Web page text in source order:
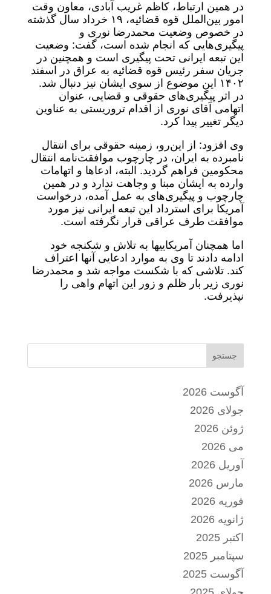
در همین ارتباط، کاظم غریب آبادی، معاون وقت
امور بین‌الملل قوه قضائیه، ۱۹ خرداد سال گذشته
در خصوص وضعیت محمدرضا نوری و
پیگیری‌هایی که انجام شده است، گفت: وضعیت
این تبعه ایرانی تحت پیگیری است و همچنین در
جریان سفر رئیس قوه قضائیه به عراق در اسفند
۱۴۰۲ این موضوع از سوی ایشان نیز دنبال شد.
در اثر پیگیری‌های حقوقی و قضایی، عنوان
اتهامی آقای نوری از اقدام تروریستی به عناوین
دیگر تغییر پیدا کرد.
وی افزود: از این‌رو، زمینه حقوقی برای انتقال
نامبرده به ایران، در چارچوب موافقت‌نامه انتقال
محکومین فراهم گردید. البته، ادعاها و اتهامات
وارده به ایشان مبنا و وجاهت ندارد و در همین
چارچوب و پیگیری‌های به عمل آمده، درخواست
آمریکا برای استرداد این تبعه ایرانی نیز مورد
موافقت طرف عراقی قرار نگرفته است.
اما همچنان آمریکاییها به تلاش و شکنجه خود
ادامه ‌دادند تا وی به موارد ادعایی آنها اعتراف
کند. تلاشی که با شکست مواجه شد و محمدرضا
نوری زیر بار ظلم و زور این اتهام واهی را
نپذیرفت.
جستجو
آگوست 2026
جولای 2026
ژوئن 2026
می 2026
آوریل 2026
مارس 2026
فوریه 2026
ژانویه 2026
اکتبر 2025
سپتامبر 2025
آگوست 2025